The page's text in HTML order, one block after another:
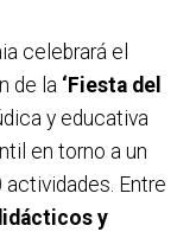
celebrará el
de la ‘Fiesta del
y educativa
en torno a un
Entre
y